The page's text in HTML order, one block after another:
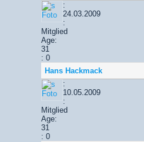
:
24.03.2009
:
Mitglied
Age:
31
: 0
Hans Hackmack
:
10.05.2009
:
Mitglied
Age:
31
: 0